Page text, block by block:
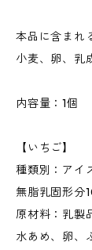
本品に含まれ
小麦、卵、乳
内容量：1個
【いちご】
種類別：アイ
無脂乳固形分
原材料：乳製
水あめ、卵、